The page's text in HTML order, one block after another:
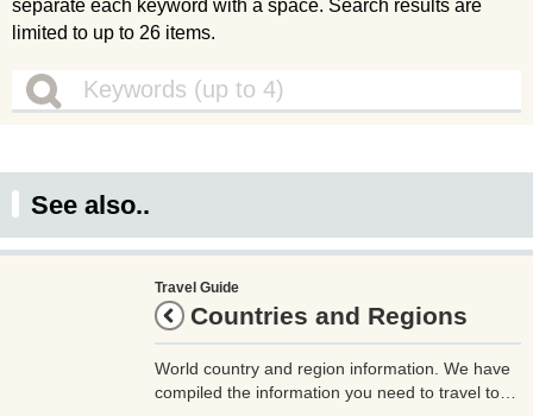
separate each keyword with a space. Search results are
limited to up to 26 items.
See also..
Travel Guide
Countries and Regions
World country and region information. We have
compiled the information you need to travel to